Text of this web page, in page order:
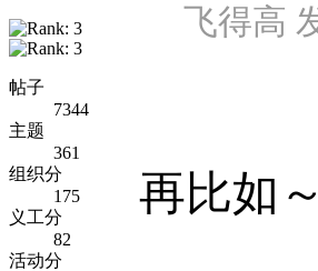
帖子
7344
主题
361
组织分
175
义工分
82
活动分
飞得高
再比如～